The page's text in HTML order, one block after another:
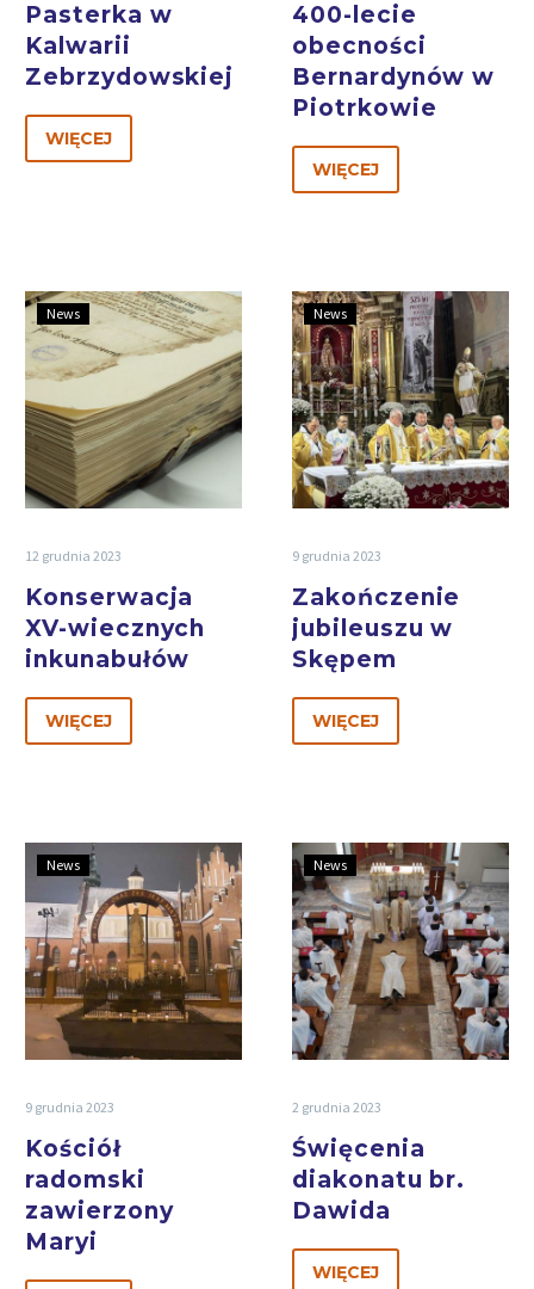
Pasterka w
Kalwarii
Zebrzydowskiej
WIĘCEJ
400-lecie
obecności
Bernardynów w
Piotrkowie
WIĘCEJ
News
12 grudnia 2023
Konserwacja
XV-wiecznych
inkunabułów
WIĘCEJ
News
9 grudnia 2023
Zakończenie
jubileuszu w
Skępem
WIĘCEJ
News
9 grudnia 2023
Kościół
radomski
zawierzony
Maryi
News
2 grudnia 2023
Święcenia
diakonatu br.
Dawida
WIĘCEJ